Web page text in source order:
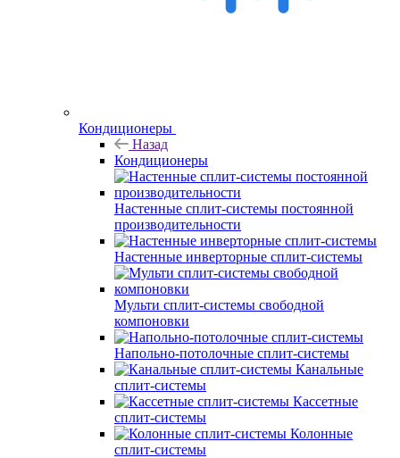
Кондиционеры
Назад
Кондиционеры
Настенные сплит-системы постоянной
производительности
Настенные инверторные сплит-системы
Мульти сплит-системы свободной
компоновки
Напольно-потолочные сплит-системы
Канальные
сплит-системы
Кассетные
сплит-системы
Колонные
сплит-системы